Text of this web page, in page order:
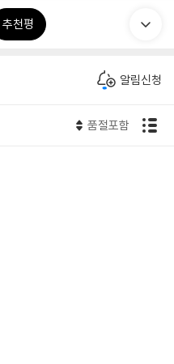
추천평
알림신청
품절포함